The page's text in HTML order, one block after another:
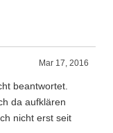
Mar 17, 2016
beantwortet.
da aufklären
nicht erst seit